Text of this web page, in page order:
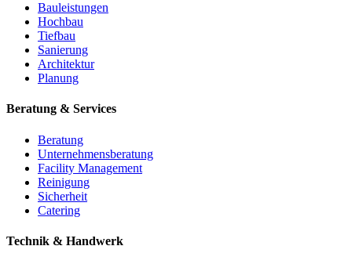
Bauleistungen
Hochbau
Tiefbau
Sanierung
Architektur
Planung
Beratung & Services
Beratung
Unternehmensberatung
Facility Management
Reinigung
Sicherheit
Catering
Technik & Handwerk